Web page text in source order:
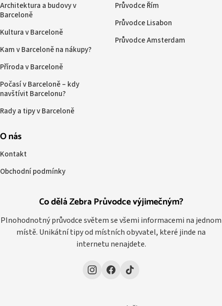
Co dělá Zebra Průvodce výjimečným?
Plnohodnotný průvodce světem se všemi informacemi na jednom
místě. Unikátní tipy od místních obyvatel, které jinde na
internetu nenajdete.
Architektura a budovy v
Barceloně
Kultura v Barceloně
Kam v Barceloně na nákupy?
Příroda v Barceloně
Počasí v Barceloně – kdy
navštívit Barcelonu?
Rady a tipy v Barceloně
Průvodce Řím
Průvodce Lisabon
Průvodce Amsterdam
O nás
Kontakt
Obchodní podmínky